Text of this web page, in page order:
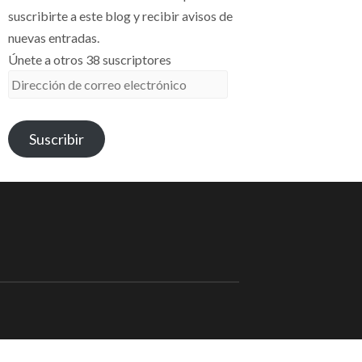
suscribirte a este blog y recibir avisos de
nuevas entradas.
Únete a otros 38 suscriptores
Dirección
correo
electrónico
Suscribir